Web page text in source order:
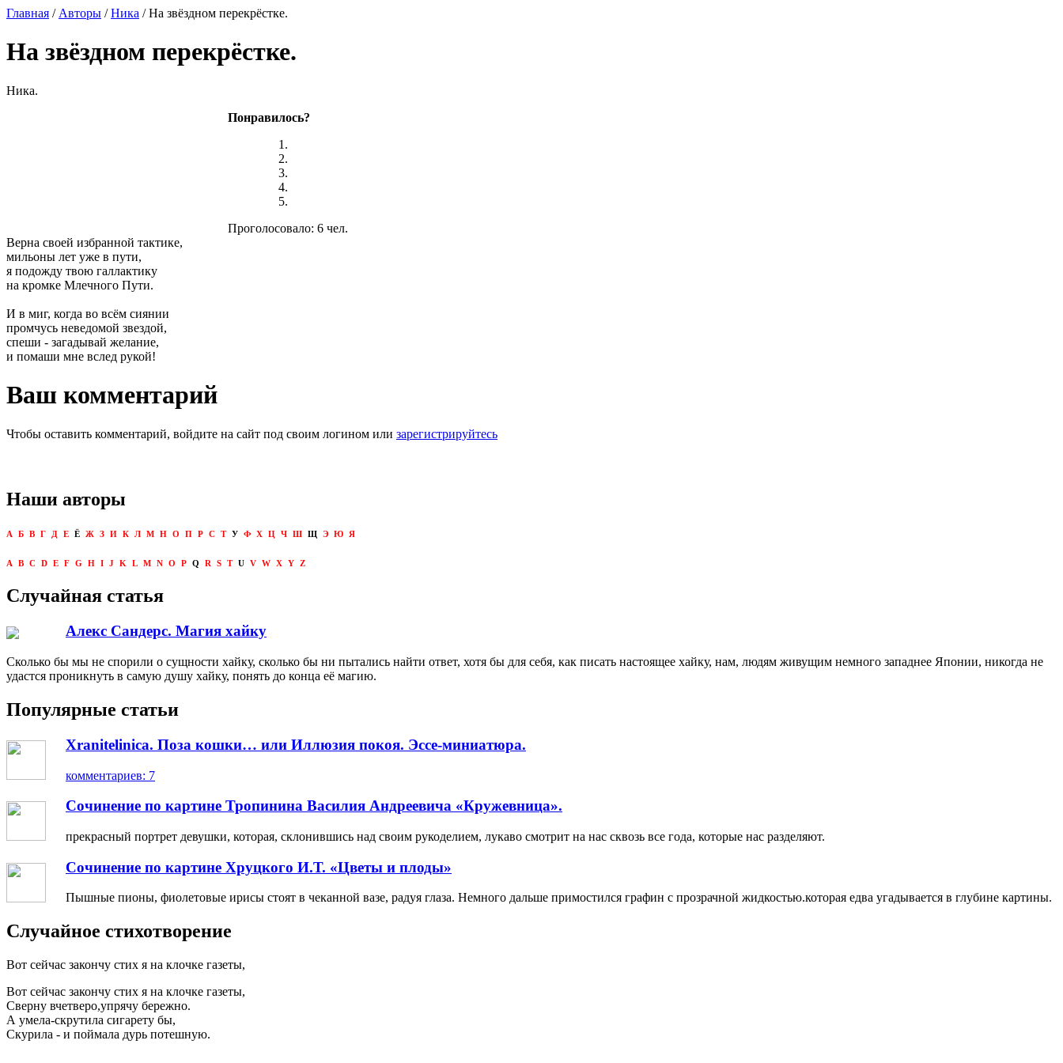
Главная / Авторы /Ника / На звёздном перекрёстке.
На звёздном перекрёстке.
Ника.
Понравилось?
Проголосовало: 6 чел.
Верна своей избранной тактике,
мильоны лет уже в пути,
я подожду твою галлактику
на кромке Млечного Пути.
И в миг, когда во всём сиянии
промчусь неведомой звездой,
спеши - загадывай желание,
и помаши мне вслед рукой!
Ваш комментарий
Чтобы оставить комментарий, войдите на сайт под своим логином или зарегистрируйтесь
Наши авторы
А Б В Г Д Е Ё Ж З И К Л М Н О П Р С Т У Ф Х Ц Ч Ш Щ Э Ю Я
A B C D E F G H I J K L M N O P Q R S T U V W X Y Z
Случайная статья
Алекс Сандерс. Магия хайку
Сколько бы мы не спорили о сущности хайку, сколько бы ни пытались найти ответ, хотя бы для себя, как писать настоящее хайку, нам, людям живущим немного западнее Японии, никогда не
удастся проникнуть в самую душу хайку, понять до конца её магию.
Популярные статьи
Xranitelinica. Поза кошки… или Иллюзия покоя. Эссе-миниатюра.
комментариев: 7
Сочинение по картине Тропинина Василия Андреевича «Кружевница».
прекрасный портрет девушки, которая, склонившись над своим рукоделием, лукаво смотрит на нас сквозь все года, которые нас разделяют.
Сочинение по картине Хруцкого И.Т. «Цветы и плоды»
Пышные пионы, фиолетовые ирисы стоят в чеканной вазе, радуя глаза. Немного дальше примостился графин с прозрачной жидкостью.которая едва угадывается в глубине картины.
Случайное стихотворение
Вот сейчас закончу стих я на клочке газеты,
Вот сейчас закончу стих я на клочке газеты,
Сверну вчетверо,упрячу бережно.
А умела-скрутила сигарету бы,
Скурила - и поймала дурь потешную.